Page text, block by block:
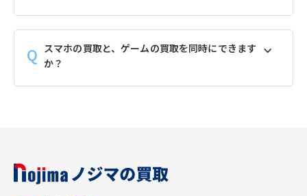
スマホの買取と、ゲームの買取を同時にできます
か？